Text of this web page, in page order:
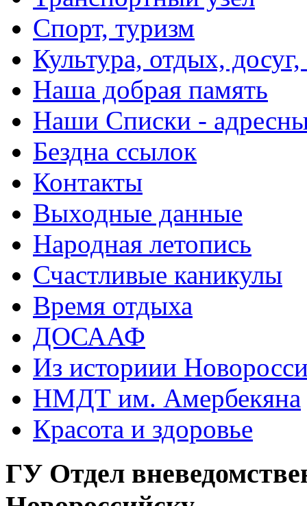
Спорт, туризм
Культура, отдых,
Наша добрая память
Наши Списки -
Бездна ссылок
Контакты
Выходные данные
Народная летопись
Счастливые каникулы
Время отдыха
ДОСААФ
Из историии
НМДТ им. Амербекяна
Красота и здоровье
ГУ Отдел